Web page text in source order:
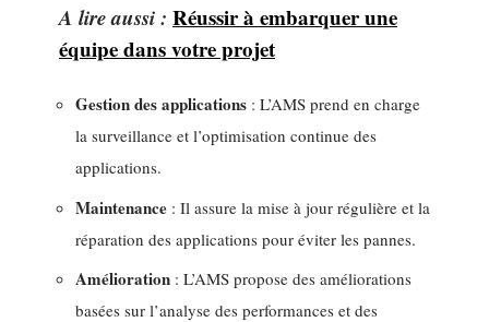
A lire aussi : Réussir à embarquer une
équipe dans votre projet
Gestion des applications : L’AMS prend en charge
la surveillance et l’optimisation continue des
applications.
Maintenance : Il assure la mise à jour régulière et la
réparation des applications pour éviter les pannes.
Amélioration : L’AMS propose des améliorations
basées sur l’analyse des performances et des